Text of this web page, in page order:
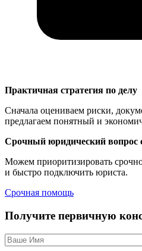
Практичная стратегия по делу
Сначала оцениваем риски,
предлагаем понятный и
Срочный юридический вопрос
Можем приоритизировать
и быстро подключить юриста.
Срочная помощь
Получите первичную